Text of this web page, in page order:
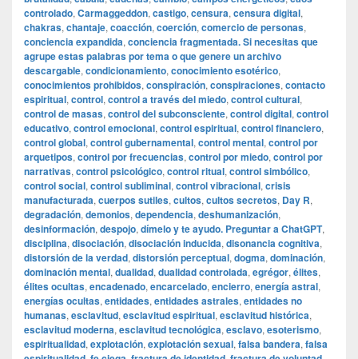
controlado, Carmaggeddon, castigo, censura, censura digital,
chakras, chantaje, coacción, coerción, comercio de personas,
conciencia expandida, conciencia fragmentada. Si necesitas que
agrupe estas palabras por tema o que genere un archivo
descargable, condicionamiento, conocimiento esotérico,
conocimientos prohibidos, conspiración, conspiraciones, contacto
espiritual, control, control a través del miedo, control cultural,
control de masas, control del subconsciente, control digital, control
educativo, control emocional, control espiritual, control financiero,
control global, control gubernamental, control mental, control por
arquetipos, control por frecuencias, control por miedo, control por
narrativas, control psicológico, control ritual, control simbólico,
control social, control subliminal, control vibracional, crisis
manufacturada, cuerpos sutiles, cultos, cultos secretos, Day R,
degradación, demonios, dependencia, deshumanización,
desinformación, despojo, dímelo y te ayudo. Preguntar a ChatGPT,
disciplina, disociación, disociación inducida, disonancia cognitiva,
distorsión de la verdad, distorsión perceptual, dogma, dominación,
dominación mental, dualidad, dualidad controlada, egrégor, élites,
élites ocultas, encadenado, encarcelado, encierro, energía astral,
energías ocultas, entidades, entidades astrales, entidades no
humanas, esclavitud, esclavitud espiritual, esclavitud histórica,
esclavitud moderna, esclavitud tecnológica, esclavo, esoterismo,
espiritualidad, explotación, explotación sexual, falsa bandera, falsa